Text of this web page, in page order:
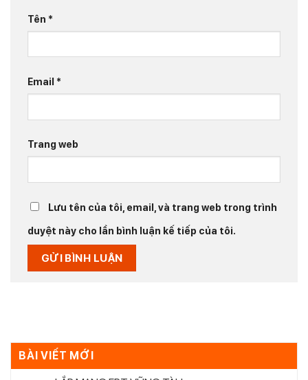
Tên *
Email *
Trang web
Lưu tên của tôi, email, và trang web trong trình
duyệt này cho lần bình luận kế tiếp của tôi.
BÀI VIẾT MỚI